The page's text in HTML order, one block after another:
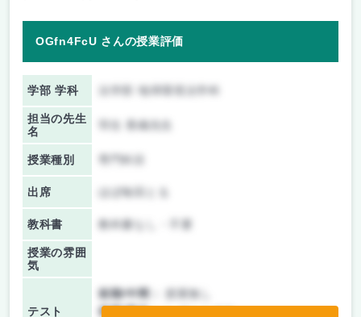
OGfn4FcU さんの授業評価
学部 学科
担当の先生
名
羽生 香織先生
授業種別
出席 ほぼ毎回とる
教科書 教科書なし・不要
授業の雰囲
気
テスト
前期/中間：
授業無し
後期/期末：